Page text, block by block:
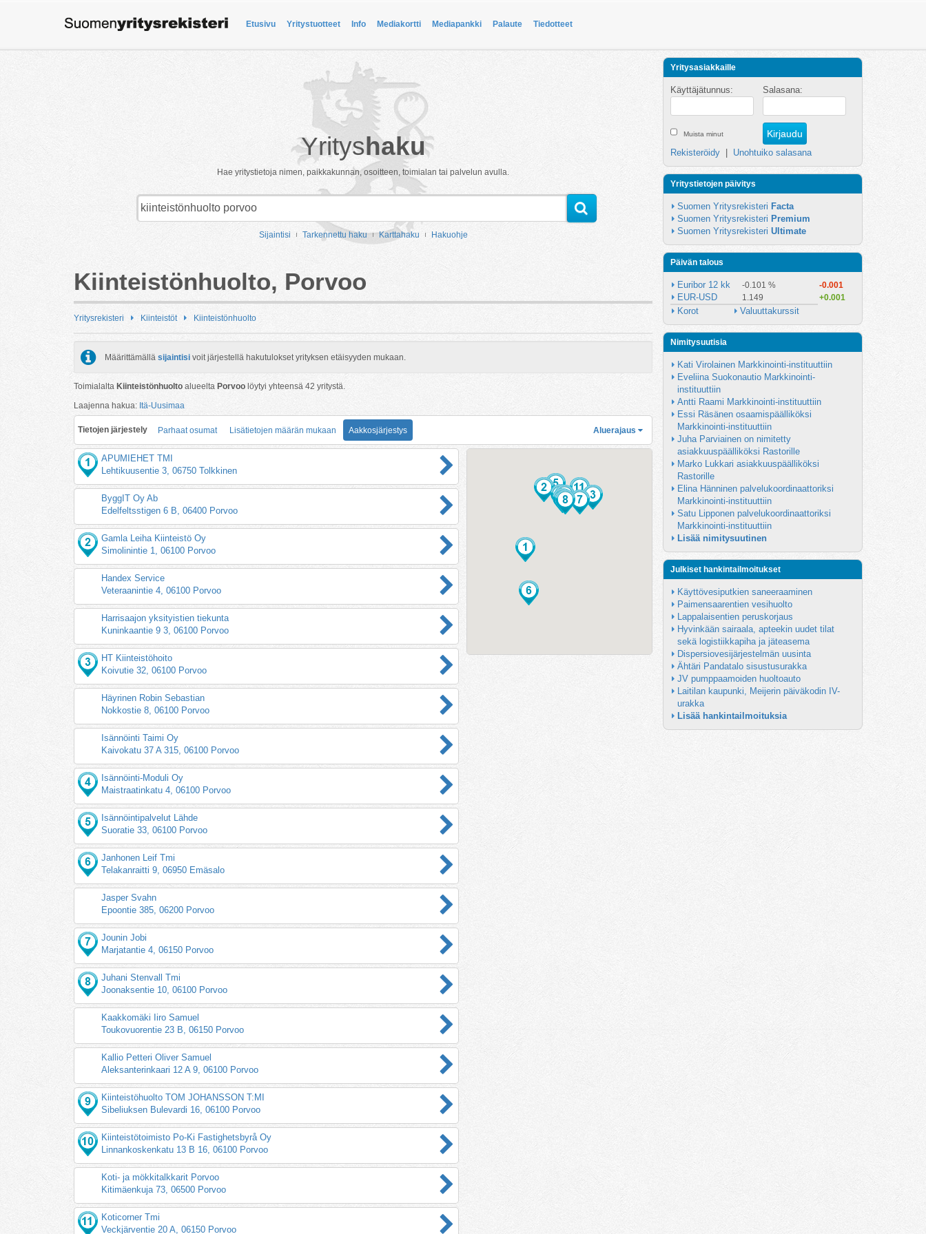
Etusivu Yritystuotteet Info Mediakortti Mediapankki Palaute Tiedotteet
Yrityshaku
Hae yritystietoja nimen, paikkakunnan, osoitteen, toimialan tai palvelun avulla.
Sijaintisi Tarkennettu haku Karttahaku Hakuohje
Kiinteistönhuolto, Porvoo
Yritysrekisteri Kiinteistöt Kiinteistönhuolto
Määrittämällä sijaintisi voit järjestellä hakutulokset yrityksen etäisyyden mukaan.
Toimialalta Kiinteistönhuolto alueelta Porvoo löytyi yhteensä 42 yritystä.
Laajenna hakua: Itä-Uusimaa
Tietojen järjestely Parhaat osumat Lisätietojen määrän mukaan Aakkosjärjestys Aluerajaus
APUMIEHET TMI
Lehtikuusentie 3, 06750 Tolkkinen
ByggIT Oy Ab
Edelfeltsstigen 6 B, 06400 Porvoo
Gamla Leiha Kiinteistö Oy
Simolinintie 1, 06100 Porvoo
Handex Service
Veteraanintie 4, 06100 Porvoo
Harrisaajon yksityistien tiekunta
Kuninkaantie 9 3, 06100 Porvoo
HT Kiinteistöhoito
Koivutie 32, 06100 Porvoo
Häyrinen Robin Sebastian
Nokkostie 8, 06100 Porvoo
Isännöinti Taimi Oy
Kaivokatu 37 A 315, 06100 Porvoo
Isännöinti-Moduli Oy
Maistraatinkatu 4, 06100 Porvoo
Isännöintipalvelut Lähde
Suoratie 33, 06100 Porvoo
Janhonen Leif Tmi
Telakanraitti 9, 06950 Emäsalo
Jasper Svahn
Epoontie 385, 06200 Porvoo
Jounin Jobi
Marjatantie 4, 06150 Porvoo
Juhani Stenvall Tmi
Joonaksentie 10, 06100 Porvoo
Kaakkomäki Iiro Samuel
Toukovuorentie 23 B, 06150 Porvoo
Kallio Petteri Oliver Samuel
Aleksanterinkaari 12 A 9, 06100 Porvoo
Kiinteistöhuolto TOM JOHANSSON T:MI
Sibeliuksen Bulevardi 16, 06100 Porvoo
Kiinteistötoimisto Po-Ki Fastighetsbyrå Oy
Linnankoskenkatu 13 B 16, 06100 Porvoo
Koti- ja mökkitalkkarit Porvoo
Kitimäenkuja 73, 06500 Porvoo
Koticorner Tmi
Veckjärventie 20 A, 06150 Porvoo
Yritysasiakkaille
Käyttäjätunnus: Salasana:
Muista minut
Rekisteröidy Unohtuiko salasana
Yritystietojen päivitys
Suomen Yritysrekisteri Facta
Suomen Yritysrekisteri Premium
Suomen Yritysrekisteri Ultimate
Päivän talous
Euribor 12 kk -0.101 % -0.001
EUR-USD 1.149 +0.001
Korot Valuuttakurssit
Nimitysuutisia
Kati Virolainen Markkinointi-instituuttiin
Eveliina Suokonautio Markkinointi-
instituuttiin
Antti Raami Markkinointi-instituuttiin
Essi Räsänen osaamispäälliköksi
Markkinointi-instituuttiin
Juha Parviainen on nimitetty
asiakkuuspäälliköksi Rastorille
Marko Lukkari asiakkuuspäälliköksi
Rastorille
Elina Hänninen palvelukoordinaattoriksi
Markkinointi-instituuttiin
Satu Lipponen palvelukoordinaattoriksi
Markkinointi-instituuttiin
Lisää nimitysuutinen
Julkiset hankintailmoitukset
Käyttövesiputkien saneeraaminen
Paimensaarentien vesihuolto
Lappalaisentien peruskorjaus
Hyvinkään sairaala, apteekin uudet tilat
sekä logistiikkapiha ja jäteasema
Dispersiovesijärjestelmän uusinta
Ähtäri Pandatalo sisustusurakka
JV pumppaamoiden huoltoauto
Laitilan kaupunki, Meijerin päiväkodin IV-
urakka
Lisää hankintailmoituksia